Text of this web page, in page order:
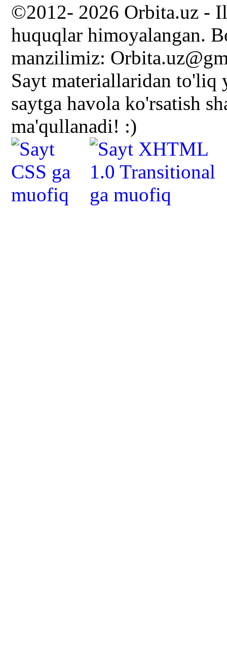
©2012- 2026 Orbita.uz -
huquqlar himoyalangan.
manzilimiz:
Sayt materiallaridan
saytga havola ko'rsatish
ma'qullanadi! :)